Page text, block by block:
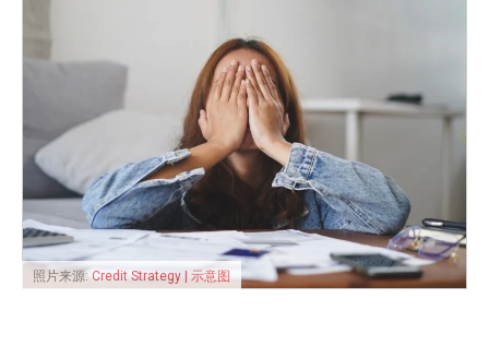
照片来源:Credit Strategy | 示意图